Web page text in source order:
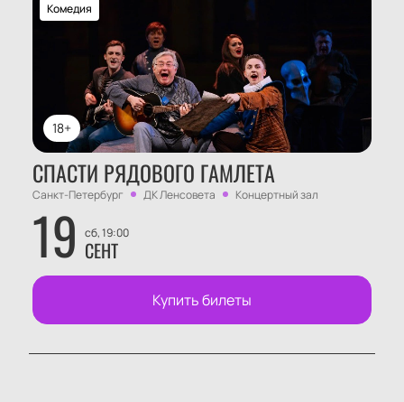
18+
Комедия
СПАСТИ РЯДОВОГО ГАМЛЕТА
Санкт-Петербург ДК Ленсовета Концертный зал
19 сб, 19:00
СЕНТ
Купить билеты